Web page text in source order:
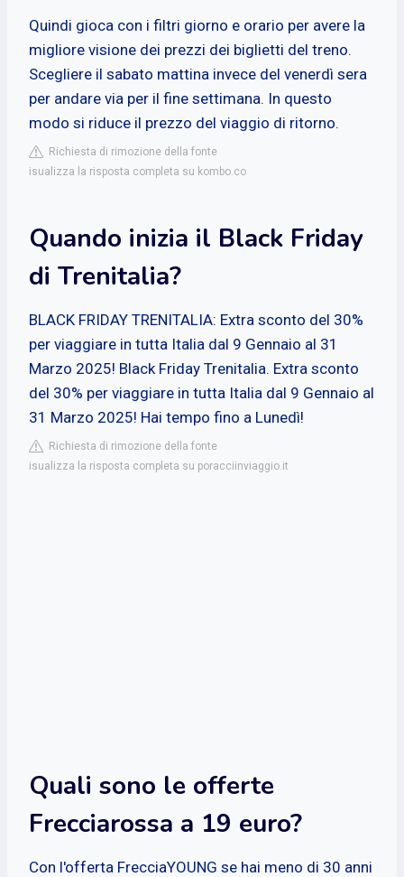
Quindi gioca con i filtri giorno e orario per avere la
migliore visione dei prezzi dei biglietti del treno.
Scegliere il sabato mattina invece del venerdì sera
per andare via per il fine settimana. In questo
modo si riduce il prezzo del viaggio di ritorno.
Richiesta di rimozione della fonte
isualizza la risposta completa su kombo.co
Quando inizia il Black Friday
di Trenitalia?
BLACK FRIDAY TRENITALIA: Extra sconto del 30%
per viaggiare in tutta Italia dal 9 Gennaio al 31
Marzo 2025! Black Friday Trenitalia. Extra sconto
del 30% per viaggiare in tutta Italia dal 9 Gennaio al
31 Marzo 2025! Hai tempo fino a Lunedì!
Richiesta di rimozione della fonte
isualizza la risposta completa su poracciinviaggio.it
Quali sono le offerte
Frecciarossa a 19 euro?
Con l'offerta FrecciaYOUNG se hai meno di 30 anni